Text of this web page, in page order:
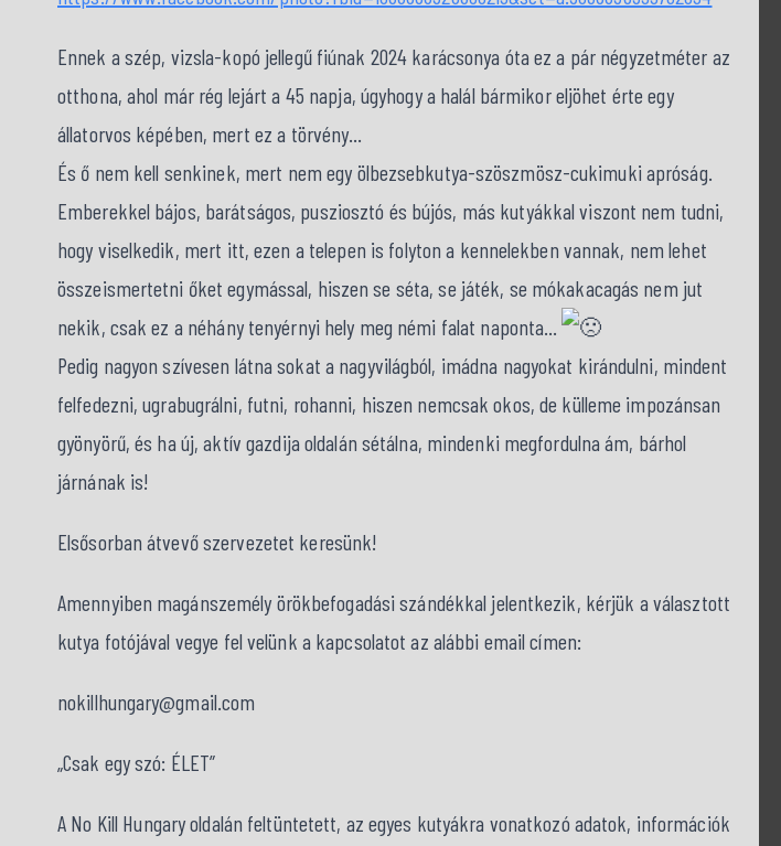
Ennek a szép, vizsla-kopó jellegű fiúnak 2024 karácsonya óta ez a pár négyzetméter az
otthona, ahol már rég lejárt a 45 napja, úgyhogy a halál bármikor eljöhet érte egy
állatorvos képében, mert ez a törvény…
És ő nem kell senkinek, mert nem egy ölbezsebkutya-szöszmösz-cukimuki apróság.
Emberekkel bájos, barátságos, pusziosztó és bújós, más kutyákkal viszont nem tudni,
hogy viselkedik, mert itt, ezen a telepen is folyton a kennelekben vannak, nem lehet
összeismertetni őket egymással, hiszen se séta, se játék, se mókakacagás nem jut
nekik, csak ez a néhány tenyérnyi hely meg némi falat naponta…
Pedig nagyon szívesen látna sokat a nagyvilágból, imádna nagyokat kirándulni, mindent
felfedezni, ugrabugrálni, futni, rohanni, hiszen nemcsak okos, de külleme impozánsan
gyönyörű, és ha új, aktív gazdija oldalán sétálna, mindenki megfordulna ám, bárhol
járnának is!
Elsősorban átvevő szervezetet keresünk!
Amennyiben magánszemély örökbefogadási szándékkal jelentkezik, kérjük a választott
kutya fotójával vegye fel velünk a kapcsolatot az alábbi email címen:
nokillhungary@gmail.com
„Csak egy szó: ÉLET”
A No Kill Hungary oldalán feltüntetett, az egyes kutyákra vonatkozó adatok, információk